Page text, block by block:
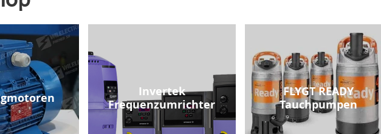
Invertek
Frequenzumrichter
FLYGT READY
Tauchpumpen